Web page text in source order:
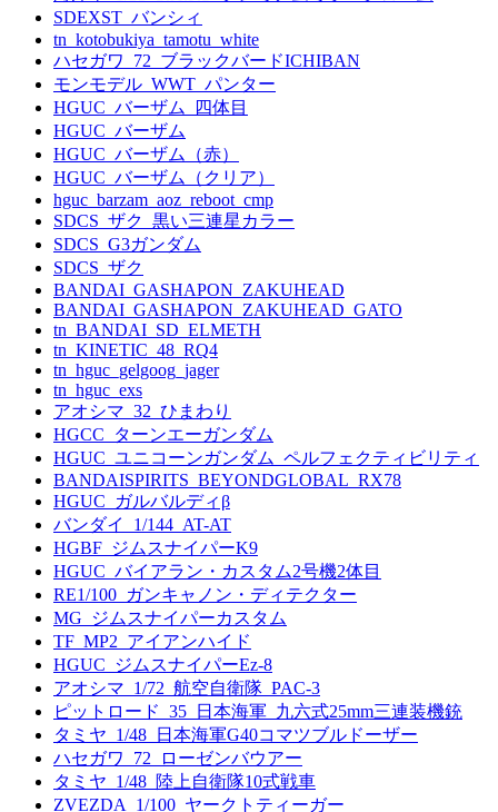
SDEXST_バンシィ
tn_kotobukiya_tamotu_white
ハセガワ_72_ブラックバードICHIBAN
モンモデル_WWT_パンター
HGUC_バーザム_四体目
HGUC_バーザム
HGUC_バーザム（赤）
HGUC_バーザム（クリア）
hguc_barzam_aoz_reboot_cmp
SDCS_ザク_黒い三連星カラー
SDCS_G3ガンダム
SDCS_ザク
BANDAI_GASHAPON_ZAKUHEAD
BANDAI_GASHAPON_ZAKUHEAD_GATO
tn_BANDAI_SD_ELMETH
tn_KINETIC_48_RQ4
tn_hguc_gelgoog_jager
tn_hguc_exs
アオシマ_32_ひまわり
HGCC_ターンエーガンダム
HGUC_ユニコーンガンダム_ペルフェクティビリティ
BANDAISPIRITS_BEYONDGLOBAL_RX78
HGUC_ガルバルディβ
バンダイ_1/144_AT-AT
HGBF_ジムスナイパーK9
HGUC_バイアラン・カスタム2号機2体目
RE1/100_ガンキャノン・ディテクター
MG_ジムスナイパーカスタム
TF_MP2_アイアンハイド
HGUC_ジムスナイパーEz-8
アオシマ_1/72_航空自衛隊_PAC-3
ピットロード_35_日本海軍_九六式25mm三連装機銃
タミヤ_1/48_日本海軍G40コマツブルドーザー
ハセガワ_72_ローゼンバウアー
タミヤ_1/48_陸上自衛隊10式戦車
ZVEZDA_1/100_ヤークトティーガー